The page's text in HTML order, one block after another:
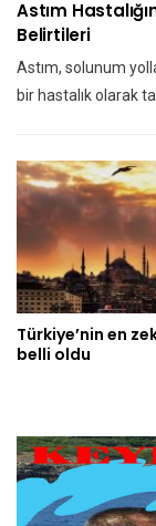
Astım
Belirtileri
Astım, solunum
bir hastalık olarak
Türkiye’nin en
belli oldu